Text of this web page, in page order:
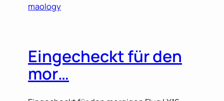
maology
Eingecheckt für den
mor…